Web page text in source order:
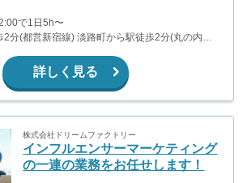
で1日5h〜
分(都営新宿線) 淡路町から駅徒歩2分(丸の内線)
線、中央線、京浜東北線、銀座線) ほか
詳しく見る
株式会社ドリームファクトリー
インフルエンサーマーケティング
の一連の業務をお任せします！